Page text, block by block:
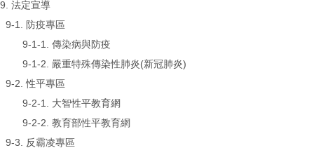
9. 法定宣導
9-1. 防疫專區
9-1-1. 傳染病與防疫
9-1-2. 嚴重特殊傳染性肺炎(新冠肺炎)
9-2. 性平專區
9-2-1. 大智性平教育網
9-2-2. 教育部性平教育網
9-3. 反霸凌專區